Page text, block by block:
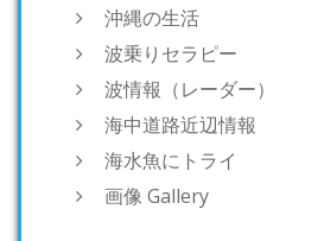
沖縄の生活
波乗りセラピー
波情報（レーダー）
海中道路近辺情報
海水魚にトライ
画像 Gallery